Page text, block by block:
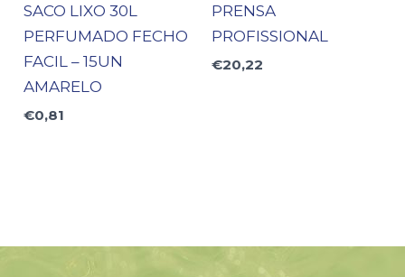
SACO LIXO 30L
PERFUMADO FECHO
FACIL – 15UN
AMARELO
€0,81
PRENSA
PROFISSIONAL
€20,22